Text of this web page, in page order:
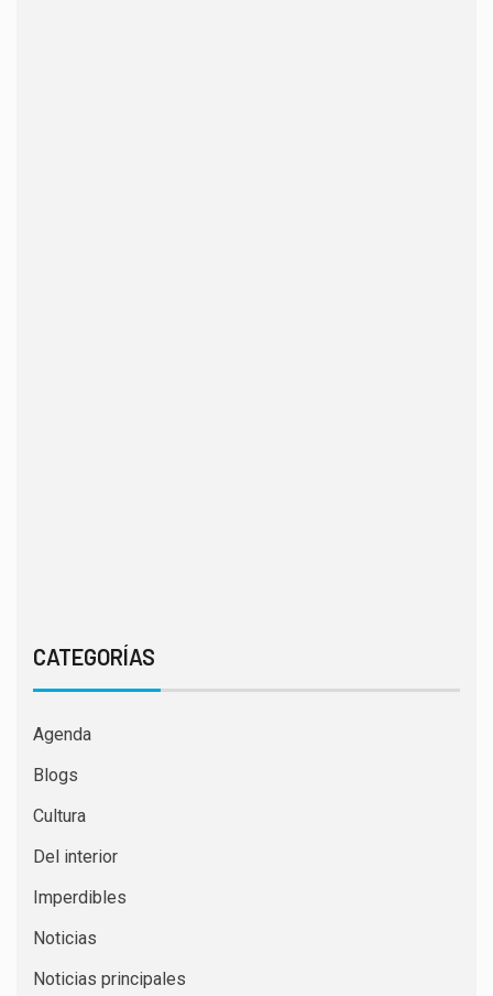
CATEGORÍAS
Agenda
Blogs
Cultura
Del interior
Imperdibles
Noticias
Noticias principales